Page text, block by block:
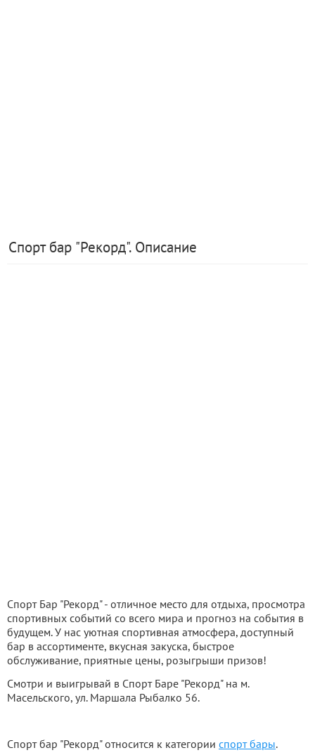
Спорт бар "Рекорд". Описание
Спорт Бар "Рекорд" - отличное место для отдыха, просмотра
спортивных событий со всего мира и прогноз на события в
будущем. У нас уютная спортивная атмосфера, доступный
бар в ассортименте, вкусная закуска, быстрое
обслуживание, приятные цены, розыгрыши призов!
Смотри и выигрывай в Спорт Баре "Рекорд" на м.
Масельского, ул. Маршала Рыбалко 56.
Спорт бар "Рекорд" относится к категории спорт бары.